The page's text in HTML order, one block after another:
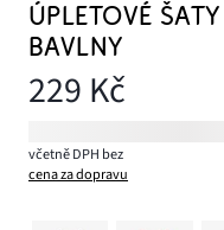
ÚPLETOVÉ
BAVLNY
229 Kč
včetně DPH bez
cena za dopravu